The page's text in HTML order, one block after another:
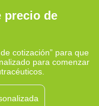
rica en fibra.
precio de
cotización” para que
para comenzar